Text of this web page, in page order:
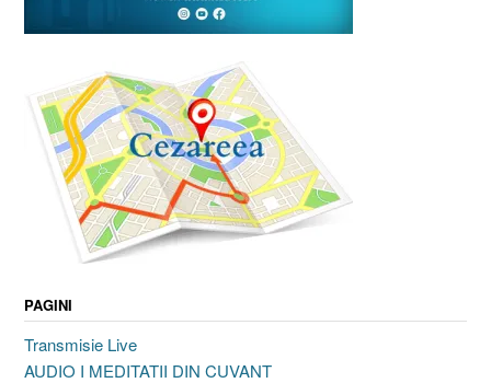
PAGINI
Transmisie Live
AUDIO I MEDITATII DIN CUVANT